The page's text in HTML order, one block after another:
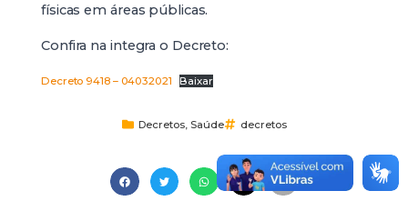
físicas em áreas públicas.
Confira na integra o Decreto:
Decreto 9418 – 04032021 Baixar
Decretos, Saúde decretos